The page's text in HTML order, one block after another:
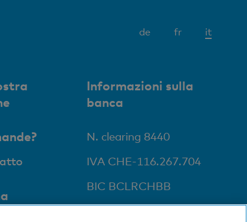
de fr it
Informazioni sulla
banca
N. clearing 8440
IVA CHE-116.267.704
BIC BCLRCHBB